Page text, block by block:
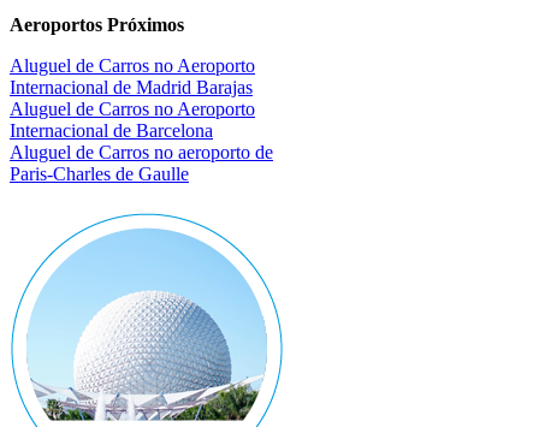
Aeroportos Próximos
Aluguel de Carros no Aeroporto
Internacional de Madrid Barajas
Aluguel de Carros no Aeroporto
Internacional de Barcelona
Aluguel de Carros no aeroporto de
Paris-Charles de Gaulle